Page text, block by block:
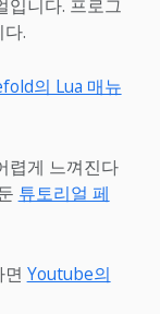
입니다. 프로그
.
의 Lua 매뉴
렵게 느껴진다
튜토리얼 페
Youtube의